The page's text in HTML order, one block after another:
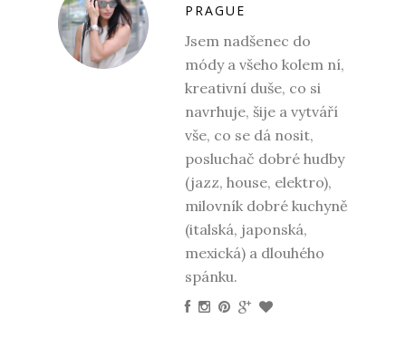
PRAGUE
Jsem nadšenec do
módy a všeho kolem ní,
kreativní duše, co si
navrhuje, šije a vytváří
vše, co se dá nosit,
posluchač dobré hudby
(jazz, house, elektro),
milovník dobré kuchyně
(italská, japonská,
mexická) a dlouhého
spánku.